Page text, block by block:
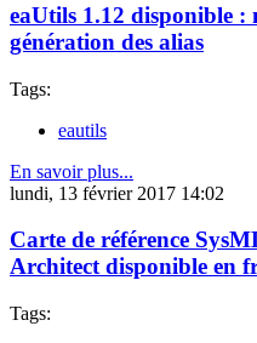
eaUtils 1.12 disponible :
génération des alias
Tags:
eautils
En savoir plus...
lundi, 13 février 2017 14:02
Carte de référence
Architect disponible en
Tags: